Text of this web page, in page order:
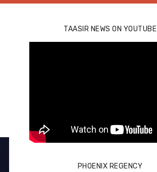
TAASIR NEWS ON YOUTUBE
PHOENIX REGENCY